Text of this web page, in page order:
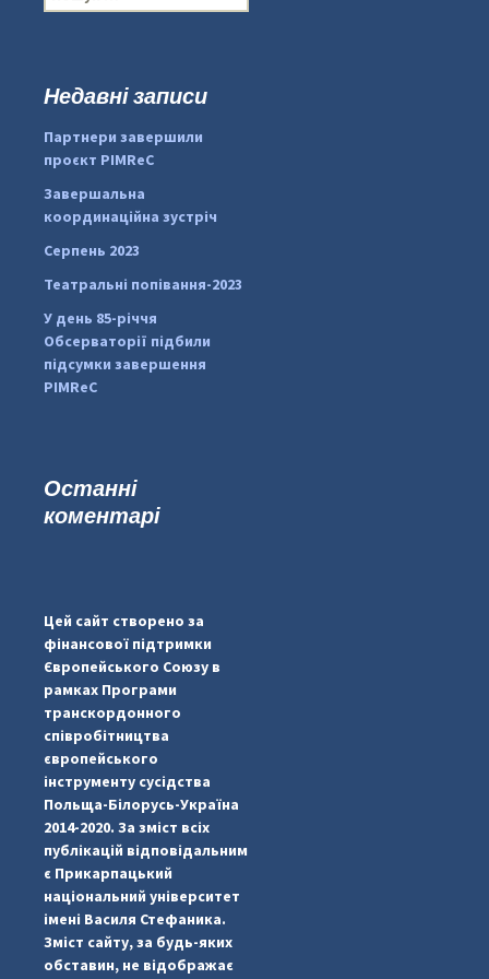
#PipIvanToday
pimrec_project
о
:Недавні записи
Партнери завершили
проєкт PIMReC
Завершальна
координаційна зустріч
Серпень 2023
Театральні попівання-2023
У день 85-річчя
Обсерваторії підбили
підсумки завершення
PIMReC
Останні
коментарі
Цей сайт створено за
фінансової підтримки
Європейського Союзу в
рамках Програми
транскордонного
співробітництва
європейського
інструменту сусідства
Польща-Білорусь-Україна
2014-2020. За зміст всіх
публікацій відповідальним
є Прикарпацький
національний університет
імені Василя Стефаника.
Зміст сайту, за будь-яких
обставин, не відображає